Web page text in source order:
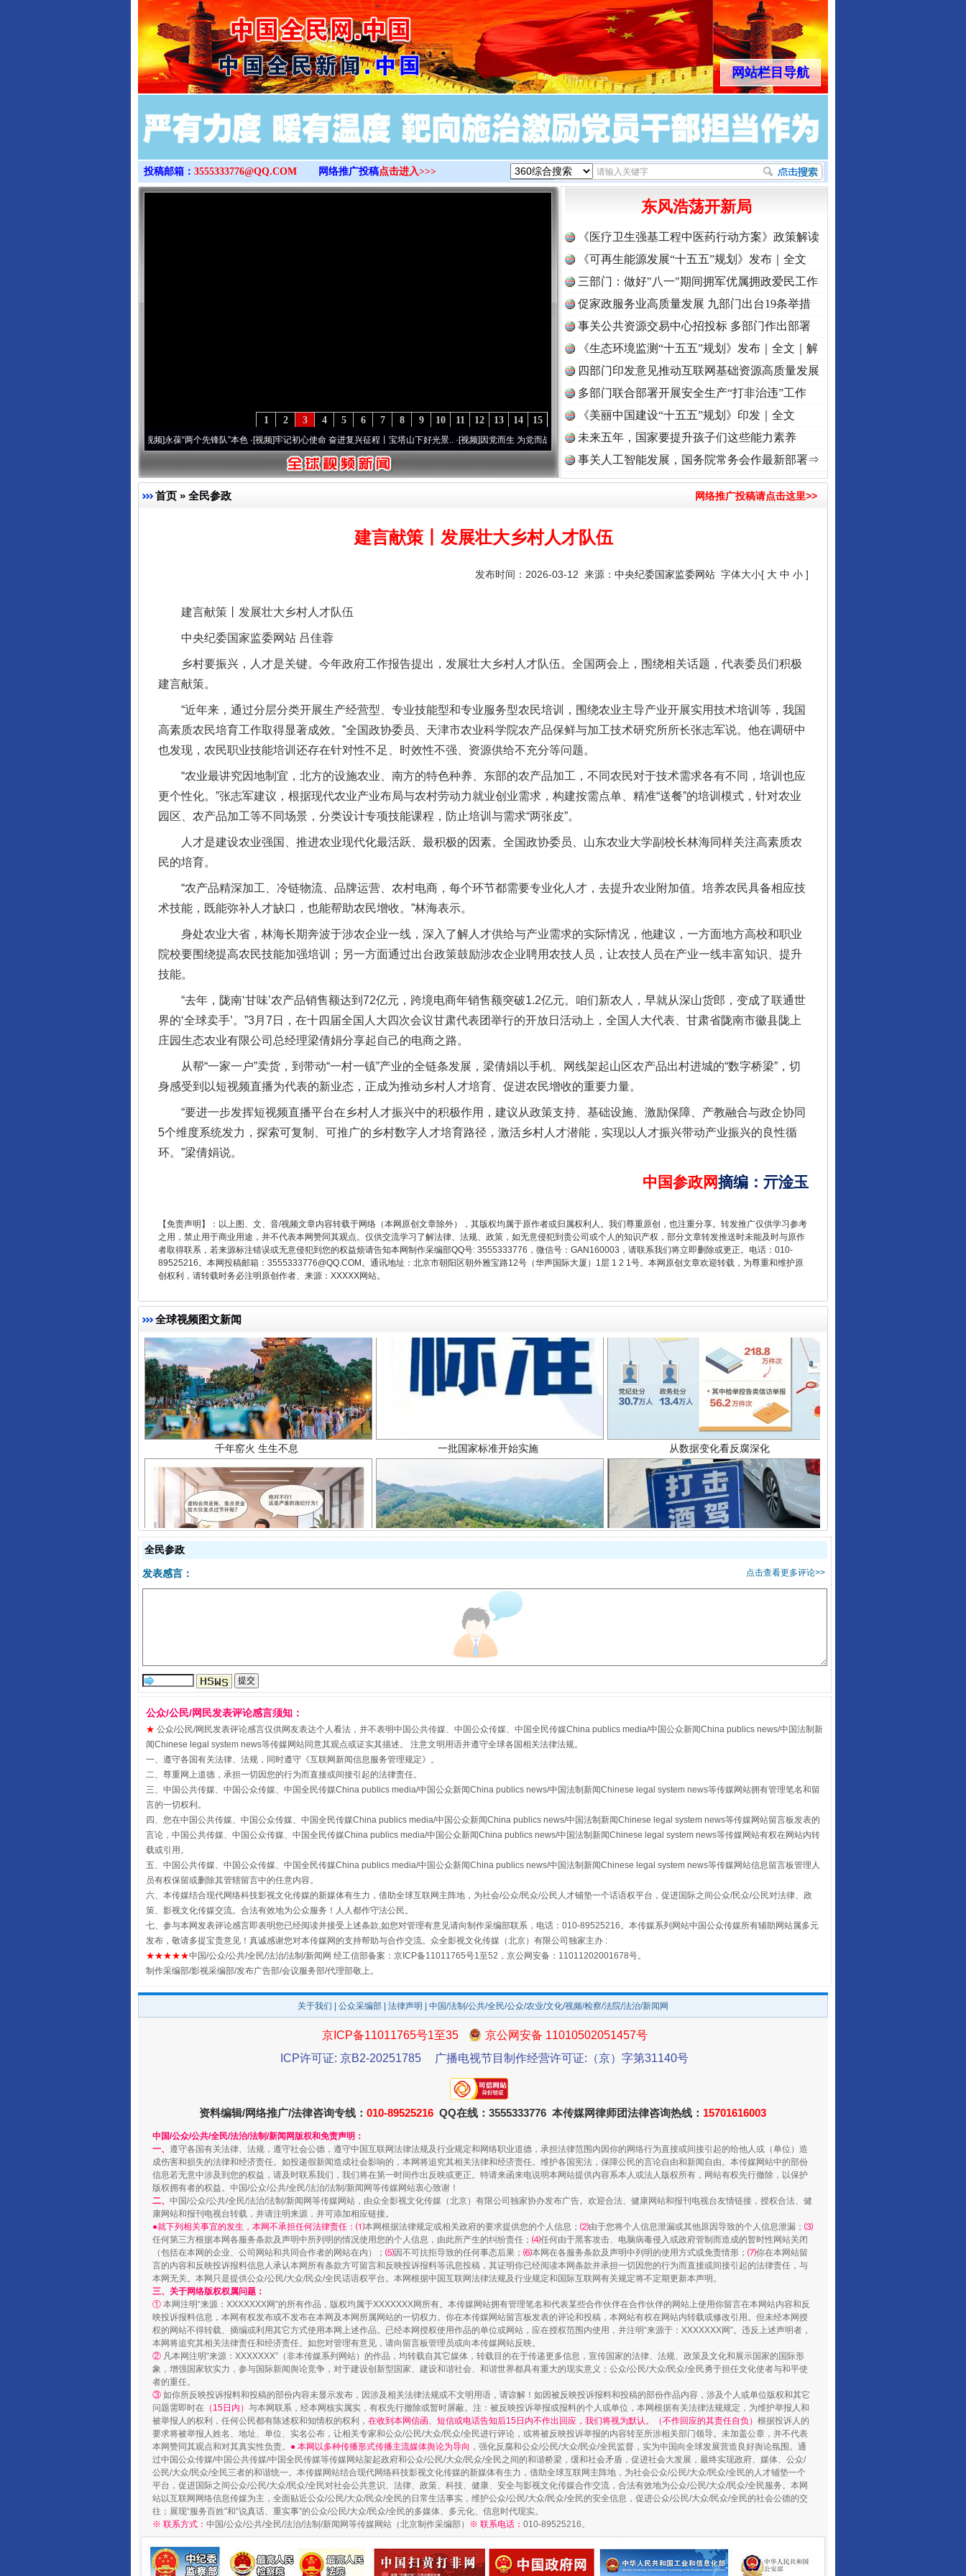
>
网站栏目导航
投稿邮箱： 3555333776@QQ.COM 网络推广投稿点击进入>>>
15
14
13
12
11
10
9
8
7
6
5
4
3
2
1
永葆“两个先锋队”本色·[视频]牢记初心使命 奋进复兴征程丨宝塔山下好光景..·[视频]因党而生 为党而战——百年“纪”事⑧加强纪律..·[视频]牢记初心使命 奋进复兴征程丨“转折之城”激荡..
东风浩荡开新局
《医疗卫生强基工程中医药行动方案》政策解读
《可再生能源发展“十五五”规划》发布｜全文
三部门：做好"八一"期间拥军优属拥政爱民工作
促家政服务业高质量发展 九部门出台19条举措
事关公共资源交易中心招投标 多部门作出部署
《生态环境监测“十五五”规划》发布｜全文｜解
读
四部门印发意见推动互联网基础资源高质量发展
多部门联合部署开展安全生产“打非治违”工作
《美丽中国建设“十五五”规划》印发｜全文
未来五年，国家要提升孩子们这些能力素养
事关人工智能发展，国务院常务会作最新部署⇒
首页 » 全民参政 网络推广投稿请点击这里>>
建言献策丨发展壮大乡村人才队伍
发布时间：2026-03-12 来源： 中央纪委国家监委网站 字体大小[ 大 中 小 ]
建言献策丨发展壮大乡村人才队伍
中央纪委国家监委网站 吕佳蓉
乡村要振兴，人才是关键。今年政府工作报告提出，发展壮大乡村人才队伍。全国两会上，围绕相关话题，代表委员们积极
建言献策。
“近年来，通过分层分类开展生产经营型、专业技能型和专业服务型农民培训，围绕农业主导产业开展实用技术培训等，我国
高素质农民培育工作取得显著成效。”全国政协委员、天津市农业科学院农产品保鲜与加工技术研究所所长张志军说。他在调研中
也发现，农民职业技能培训还存在针对性不足、时效性不强、资源供给不充分等问题。
“农业最讲究因地制宜，北方的设施农业、南方的特色种养、东部的农产品加工，不同农民对于技术需求各有不同，培训也应
更个性化。”张志军建议，根据现代农业产业布局与农村劳动力就业创业需求，构建按需点单、精准“送餐”的培训模式，针对农业
园区、农产品加工等不同场景，分类设计专项技能课程，防止培训与需求“两张皮”。
人才是建设农业强国、推进农业现代化最活跃、最积极的因素。全国政协委员、山东农业大学副校长林海同样关注高素质农
民的培育。
“农产品精深加工、冷链物流、品牌运营、农村电商，每个环节都需要专业化人才，去提升农业附加值。培养农民具备相应技
术技能，既能弥补人才缺口，也能帮助农民增收。”林海表示。
身处农业大省，林海长期奔波于涉农企业一线，深入了解人才供给与产业需求的实际情况，他建议，一方面地方高校和职业
院校要围绕提高农民技能加强培训；另一方面通过出台政策鼓励涉农企业聘用农技人员，让农技人员在产业一线丰富知识、提升
技能。
“去年，陇南‘甘味’农产品销售额达到72亿元，跨境电商年销售额突破1.2亿元。咱们新农人，早就从深山货郎，变成了联通世
界的‘全球卖手’。”3月7日，在十四届全国人大四次会议甘肃代表团举行的开放日活动上，全国人大代表、甘肃省陇南市徽县陇上
庄园生态农业有限公司总经理梁倩娟分享起自己的电商之路。
从帮“一家一户”卖货，到带动“一村一镇”产业的全链条发展，梁倩娟以手机、网线架起山区农产品出村进城的“数字桥梁”，切
身感受到以短视频直播为代表的新业态，正成为推动乡村人才培育、促进农民增收的重要力量。
“要进一步发挥短视频直播平台在乡村人才振兴中的积极作用，建议从政策支持、基础设施、激励保障、产教融合与政企协同
5个维度系统发力，探索可复制、可推广的乡村数字人才培育路径，激活乡村人才潜能，实现以人才振兴带动产业振兴的良性循
环。”梁倩娟说。
中国参政网摘编 ： 亓淦玉
【免责声明】：以上图、文、音/视频文章内容转载于网络（本网原创文章除外），其版权均属于原作者或归属权利人。我们尊重原创，也注重分享。转发推广仅供学习参考
之用，禁止用于商业用途，并不代表本网赞同其观点。仅供交流学习了解法律、法规、政策，如无意侵犯到贵公司或个人的知识产权，部分文章转发推送时未能及时与原作
者取得联系，若来源标注错误或无意侵犯到您的权益烦请告知本网制作采编部QQ号: 3555333776，微信号：GAN160003，请联系我们将立即删除或更正。电话：010-
89525216。本网投稿邮箱：3555333776@QQ.COM。通讯地址：北京市朝阳区朝外雅宝路12号（华声国际大厦）1层 1 2 1号。本网原创文章欢迎转载，为尊重和维护原
创权利，请转载时务必注明原创作者、来源：XXXXX网站。
全球视频图文新闻
完善运行机制助力责任有效落实 一纸欠条伤亲情 巡回调解促和解.. 行业协会接连发公告
让核能赋能千行百业
千年窑火 生生不息 一批国家标准开始实施 从数据变化看反腐深化
酒驾未被当场查获能处罚吗
受贿1.44亿！段成刚被判无期 从幼儿园到大学，有这些资助
全民健身五年计划来了！等你上场 事关残疾人未来5年
阿坝州三大球赛在茂县开幕
国家大学科技园优化重塑工作 镜头丨大暑三秋近 山西：不断增强治理腐败综合效能
扯下公款旅游的“隐身衣” 如何以同查同治破解风腐交织难题
全民参政
点击查看更多评论>>
发表感言：
公众/公民/网民发表评论感言须知：
★ 公众/公民/网民发表评论感言仅供网友表达个人看法，并不表明中国公共传媒、中国公众传媒、中国全民传媒China publics media/中国公众新闻China publics news/中国法制新
闻Chinese legal system news等传媒网站同意其观点或证实其描述。 注意文明用语并遵守全球各国相关法律法规。
一、遵守各国有关法律、法规，同时遵守《互联网新闻信息服务管理规定》。
二、尊重网上道德，承担一切因您的行为而直接或间接引起的法律责任。
三、中国公共传媒、中国公众传媒、中国全民传媒China publics media/中国公众新闻China publics news/中国法制新闻Chinese legal system news等传媒网站拥有管理笔名和留
言的一切权利。
四、您在中国公共传媒、中国公众传媒、中国全民传媒China publics media/中国公众新闻China publics news/中国法制新闻Chinese legal system news等传媒网站留言板发表的
言论，中国公共传媒、中国公众传媒、中国全民传媒China publics media/中国公众新闻China publics news/中国法制新闻Chinese legal system news等传媒网站有权在网站内转
载或引用。
五、中国公共传媒、中国公众传媒、中国全民传媒China publics media/中国公众新闻China publics news/中国法制新闻Chinese legal system news等传媒网站信息留言板管理人
员有权保留或删除其管辖留言中的任意内容。
六、本传媒结合现代网络科技影视文化传媒的新媒体有生力，借助全球互联网主阵地，为社会/公众/民众/公民人才铺垫一个话语权平台，促进国际之间公众/民众/公民对法律、政
策、影视文化传媒交流。合法有效地为公众服务！人人都作守法公民。
七、参与本网发表评论感言即表明您已经阅读并接受上述条款,如您对管理有意见请向制作采编部联系，电话：010-89525216。本传媒系列网站中国公众传媒所有辅助网站属多元
发布，敬请多提宝贵意见！真诚感谢您对本传媒网的支持帮助与合作交流。众全影视文化传媒（北京）有限公司独家主办 :
★★★★★中国/公众/公共/全民/法治/法制/新闻网 经工信部备案：京ICP备11011765号1至52，京公网安备：11011202001678号。
制作采编部/影视采编部/发布广告部/会议服务部/代理部敬上。
关于我们 公众采编部 法律声明 | 中国/法制/公共/全民/公众/农业/文化/视频/检察/法院/法治/新闻网
京ICP备11011765号1至35
京公网安备 11010502051457号
ICP许可证: 京B2-20251785
广播电视节目制作经营许可证:（京）字第31140号
资料编辑/网络推广/法律咨询专线： 010-89525216 QQ在线：3555333776 本传媒网律师团法律咨询热线： 15701616003
中国/公众/公共/全民/法治/法制/新闻网版权和免责声明：
一、 遵守各国有关法律、法规，遵守社会公德，遵守中国互联网法律法规及行业规定和网络职业道德，承担法律范围内因你的网络行为直接或间接引起的给他人或（单位）造
成伤害和损失的法律和经济责任。如投递假新闻造成社会影响的，本网将追究其相关法律和经济责任。维护各国宪法，保障公民的言论自由和新闻自由。本传媒网站中的部份
信息若无意中涉及到您的权益，请及时联系我们，我们将在第一时间作出反映或更正。特请来函来电说明本网站提供内容系本人或法人版权所有，网站有权先行撤除，以保护
版权拥有者的权益。中国/公众/公共/全民/法治/法制/新闻网等传媒网站衷心致谢！
二、 中国/公众/公共/全民/法治/法制/新闻网等传媒网站，由众全影视文化传媒（北京）有限公司独家协办发布广告。欢迎合法、健康网站和报刊电视台友情链接，授权合法、健
康网站和报刊电视台转载，并请注明来源，并可添加相应链接。
●就下列相关事宜的发生，本网不承担任何法律责任：⑴本网根据法律规定或相关政府的要求提供您的个人信息； ⑵由于您将个人信息泄漏或其他原因导致的个人信息泄漏； ⑶
任何第三方根据本网各服务条款及声明中所列明的情况使用您的个人信息，由此所产生的纠纷责任； ⑷任何由于黑客攻击、电脑病毒侵入或政府管制而造成的暂时性网站关闭
（包括在本网的企业、公司网站和共同合作者的网站在内）； ⑸因不可抗拒导致的任何事态后果； ⑹本网在各服务条款及声明中列明的使用方式或免责情形； ⑺你在本网站留
言的内容和反映投诉报料信息人承认本网所有条款方可留言和反映投诉报料等讯息投稿，其证明你已经阅读本网条款并承担一切因您的行为而直接或间接引起的法律责任，与
本网无关。本网只是提供公众/公民/大众/民众/全民话语权平台。本网根据中国互联网法律法规及行业规定和国际互联网有关规定将不定期更新本声明。
三、关于网络版权权属问题：
① 本网注明“来源：XXXXXXX网”的所有作品，版权均属于XXXXXXX网所有。本传媒网站拥有管理笔名和代表某些合作伙伴在合作伙伴的网站上使用你留言在本网站内容和反
映投诉报料信息，本网有权发布或不发布在本网及本网所属网站的一切权力。你在本传媒网站留言板发表的评论和投稿，本网站有权在网站内转载或修改引用。但未经本网授
权的网站不得转载、摘编或利用其它方式使用本网上述作品。已经本网授权使用作品的单位或网站，应在授权范围内使用，并注明“来源于：XXXXXXX网”。违反上述声明者，
本网将追究其相关法律责任和经济责任。如您对管理有意见，请向留言板管理员或向本传媒网站反映。
② 凡本网注明“来源：XXXXXXX”（非本传媒系列网站）的作品，均转载自其它媒体，转载目的在于传递更多信息，宣传国家的法律、法规、政策及文化和展示国家的国际形
象，增强国家软实力，参与国际新闻舆论竞争，对于建设创新型国家、建设和谐社会、和谐世界都具有重大的现实意义；公众/公民/大众/民众/全民勇于担任文化使者与和平使
者的重任。
③ 如你所反映投诉报料和投稿的部份内容未显示发布，因涉及相关法律法规或不文明用语，请谅解！如因被反映投诉报料和投稿的部份作品内容，涉及个人或单位版权和其它
问题需即时在 （15日内） 与本网联系，经本网核实属实，有权先行撤除或暂时屏蔽。注：被反映投诉举报或报料的个人或单位，本网根据有关法律法规规定，为维护举报人和
被举报人的权利，任何公民都有陈述权和知情权的权利， 在收到本网信函、短信或电话告知后15日内不作出回应，我们将视为默认。（不作回应的其责任自负） 根据投诉人的
要求将被举报人姓名、地址、单位、实名公布，让相关专家和公众/公民/大众/民众/全民进行评论，或将被反映投诉举报的内容转至所涉相关部门领导。未加盖公章，并不代表
本网赞同其观点和对其真实性负责。 ● 本网以多种传播形式传播主流媒体舆论为导向 ，强化反腐和公众/公民/大众/民众/全民监督，实为中国向全球发展营造良好舆论氛围。通
过中国公众传媒/中国公共传媒/中国全民传媒等传媒网站架起政府和公众/公民/大众/民众/全民之间的和谐桥梁，缓和社会矛盾，促进社会大发展，最终实现政府、媒体、公众/
公民/大众/民众/全民三者的和谐统一。本传媒网站结合现代网络科技影视文化传媒的新媒体有生力，借助全球互联网主阵地，为社会公众/公民/大众/民众/全民的人才铺垫一个
平台，促进国际之间公众/公民/大众/民众/全民对社会公共意识、法律、政策、科技、健康、安全与影视文化传媒合作交流，合法有效地为公众/公民/大众/民众/全民服务。本网
站以互联网网络信息传媒为主，全面贴近公众/公民/大众/民众/全民的日常生活事实，维护公众/公民/大众/民众/全民的安全信息，促进公众/公民/大众/民众/全民的社会公德的交
往；展现“服务百姓”和“说真话、重实事”的公众/公民/大众/民众/全民的多媒体、多元化、信息时代现实。
※ 联系方式： 中国/公众/公共/全民/法治/法制/新闻网等传媒网站（北京制作采编部） ※ 联系电话： 010-89525216。